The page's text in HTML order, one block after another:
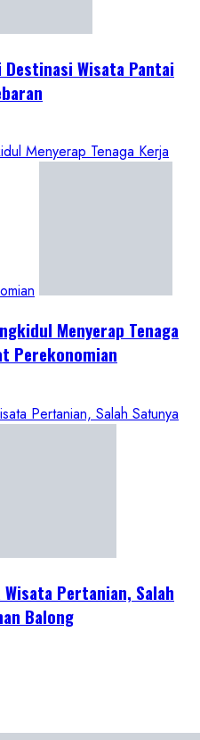
Destinasi Wisata Pantai
Menyerap Tenaga Kerja
Menyerap Tenaga
Perekonomian
Pertanian, Salah Satunya
Pertanian, Salah
Balong